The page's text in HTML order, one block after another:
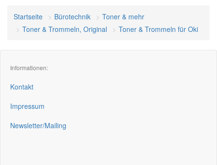
Startseite Bürotechnik
Toner & mehr
Toner & Trommeln, Original
Toner & Trommeln für Oki
Informationen:
Kontakt
Impressum
Newsletter/Mailing